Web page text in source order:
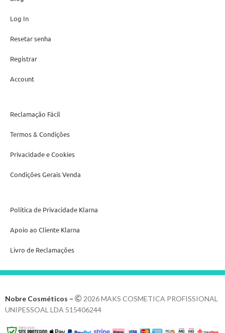
Log In
Resetar senha
Registrar
Account
Reclamação Fácil
Termos & Condições
Privacidade e Cookies
Condições Gerais Venda
Política de Privacidade Klarna
Apoio ao Cliente Klarna
Livro de Reclamações
Nobre Cosméticos –
2026 MAKS COSMETICA PROFISSIONAL
UNIPESSOAL LDA 515406244